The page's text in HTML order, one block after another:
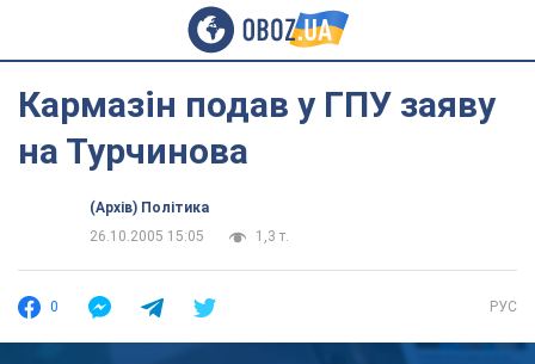
Кармазін подав у ГПУ заяву
на Турчинова
(Архів) Політика
26.10.2005 15:05
1,3 т.
0 РУС